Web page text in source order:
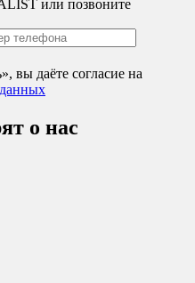
или позвоните
вы даёте согласие на
о нас